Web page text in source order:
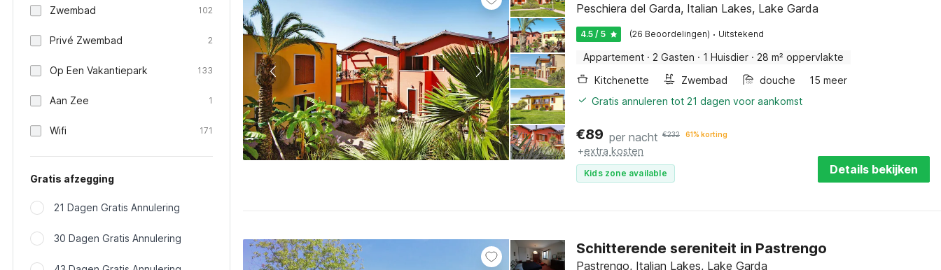
Zwembad 102
Privé Zwembad 2
Op Een Vakantiepark 133
Aan Zee 1
Wifi 171
Gratis afzegging
21 Dagen Gratis Annulering
30 Dagen Gratis Annulering
Peschiera del Garda, Italian Lakes, Lake Garda
4.5 / 5 (26 Beoordelingen) · Uitstekend
Appartement · 2 Gasten · 1 Huisdier · 28 m² oppervlakte
Kitchenette
Zwembad douche
15 meer
Gratis annuleren tot 21 dagen voor aankomst
€89 per nacht €232 61% korting
+extra kosten
Kids zone available Details bekijken
Schitterende sereniteit in Pastrengo
Pastrengo, Italian Lakes, Lake Garda